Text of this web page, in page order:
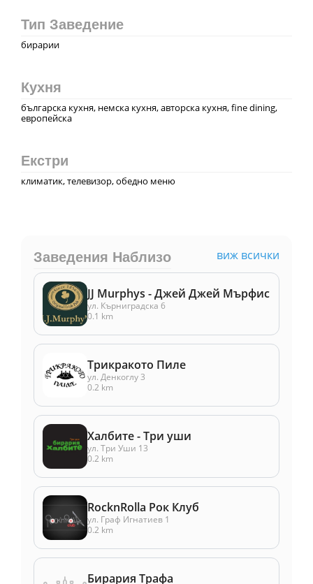
Тип Заведение
бирарии
Кухня
българска кухня, немска кухня, авторска кухня, fine dining,
европейска
Екстри
климатик, телевизор, обедно меню
Заведения Наблизо виж всички
JJ Murphys - Джей Джей Мърфис
ул. Кърниградска 6
0.1 km
Трикракото Пиле
ул. Денкоглу 3
0.2 km
Халбите - Три уши
ул. Три Уши 13
0.2 km
RocknRolla Рок Клуб
ул. Граф Игнатиев 1
0.2 km
Бирария Трафа